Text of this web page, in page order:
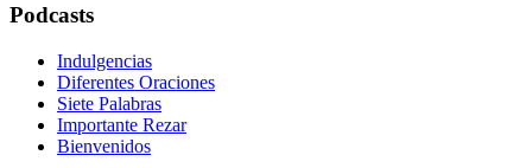
Podcasts
Indulgencias
Diferentes Oraciones
Siete Palabras
Importante Rezar
Bienvenidos